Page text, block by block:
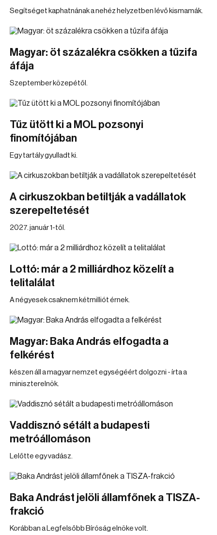
Segítséget kaphatnának a nehéz helyzetben lévő kismamák.
Magyar: öt százalékra csökken a tűzifa
áfája
Szeptember közepétől.
Tűz ütött ki a MOL pozsonyi
finomítójában
Egy tartály gyulladt ki.
A cirkuszokban betiltják a vadállatok
szerepeltetését
2027. január 1-től.
Lottó: már a 2 milliárdhoz közelít a
telitalálat
A négyesek csaknem kétmilliót érnek.
Magyar: Baka András elfogadta a
felkérést
készen áll a magyar nemzet egységéért dolgozni - írta a
miniszterelnök.
Vaddisznó sétált a budapesti
metróállomáson
Lelőtte egy vadász.
Baka Andrást jelöli államfőnek a TISZA-
frakció
Korábban a Legfelsőbb Bíróság elnöke volt.